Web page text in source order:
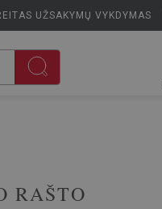
UŽSAKYMŲ VYKDYMAS
RAŠTO